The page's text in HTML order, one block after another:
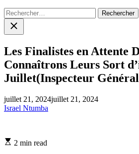
Rechercher :
Close
search
Les Finalistes en Attente
Connaîtrons Leurs Sort
Juillet(Inspecteur
juillet 21, 2024juillet 21, 2024
Israel Ntumba
Estimated
2 min read